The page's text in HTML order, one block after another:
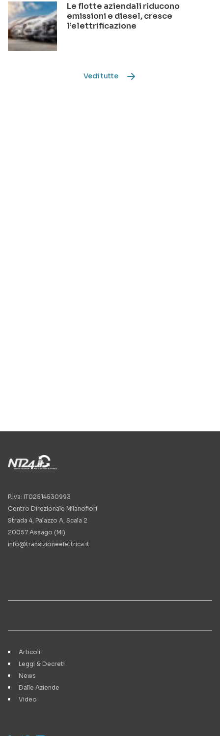
Le flotte aziendali riducono
emissioni e diesel, cresce
l’elettrificazione
Vedi tutte
P.Iva: IT02514530993
Centro Direzionale Milanofiori
Strada 4, Palazzo A, Scala 2
20057 Assago (MI)
info@transizioneelettrica.it
Articoli
Leggi & Decreti
News
Dalle Aziende
Video